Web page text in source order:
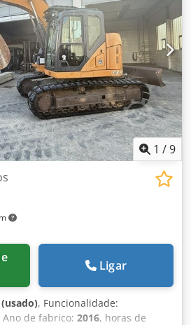
1 /9
Ligar
, Funcionalidade:
Ano de fabrico: 2016, horas de